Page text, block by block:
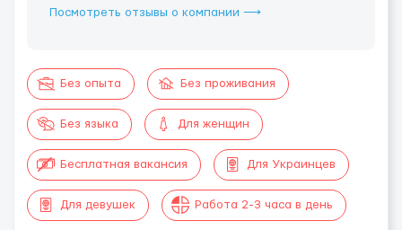
Посмотреть отзывы о компании ⟶
Без опыта Без проживания
Без языка Для женщин
Бесплатная вакансия Для Украинцев
Для девушек Работа 2-3 часа в день